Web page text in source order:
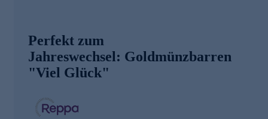
Perfekt zum
Jahreswechsel: Goldmünzbarren
"Viel Glück"